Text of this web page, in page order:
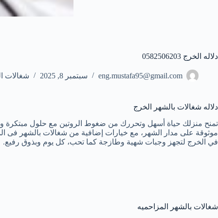
دلاله الخرج 0582506203
eng.mustafa95@gmail.com سبتمبر 8, 2025 شغالات
دلاله شغالات بالشهر الخرج
تمنح منزلك حياة أسهل وتحررك من ضغوط الروتين مع حلول مبتكرة
موثوقة على مدار الشهر، مع خيارات إضافية من شغالات بالشهر فى
في الخرج لتجهز وجبات شهية وطازجة كما تحب، كل يوم وبذوق رفيع.
شغالات بالشهر المزاحميه